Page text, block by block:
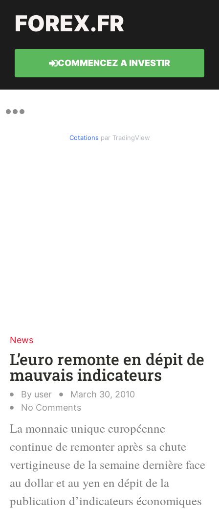
FOREX.FR
COMMENCEZ A INVESTIR
Cotations par TradingView
News
L’euro remonte en dépit de
mauvais indicateurs
By user
March 30, 2010
No Comments
La monnaie unique européenne
continue de remonter après sa chute
vertigineuse de la semaine dernière face
au dollar et au yen en dépit de la
publication d’indicateurs économiques